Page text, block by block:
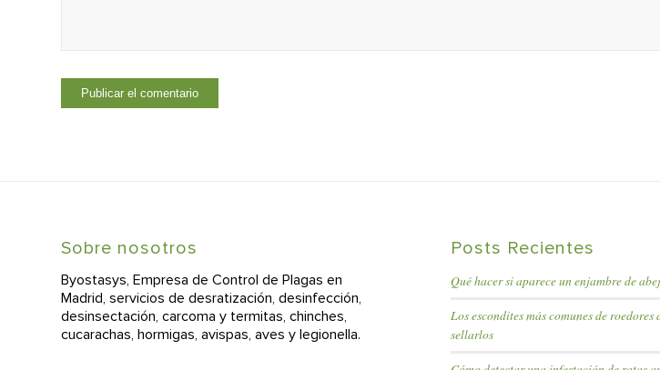
Sobre nosotros
Byostasys, Empresa de Control de Plagas en
Madrid, servicios de desratización, desinfección,
desinsectación, carcoma y termitas, chinches,
cucarachas, hormigas, avispas, aves y legionella.
Posts Recientes
Qué hacer si aparece un enjambre de
Los escondites más comunes de roedores
sellarlos